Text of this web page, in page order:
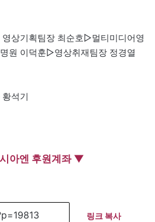
상기획팀장 최순호▷멀티미디어영
원 이덕훈▷영상취재팀장 정경열
석기
아엔 후원계좌 ▼
링크 복사